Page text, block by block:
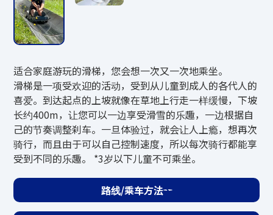
适合家庭游玩的滑梯，您会想一次又一次地乘坐。
滑梯是一项受欢迎的活动，受到从儿童到成人的各代人的
喜爱。到达起点的上坡就像在草地上行走一样缓慢，下坡
长约400m，让您可以一边享受滑雪的乐趣，一边根据自
己的节奏调整刹车。一旦体验过，就会让人上瘾，想再次
骑行，而且由于可以自己控制速度，所以每次骑行都能享
受到不同的乐趣。 *3岁以下儿童不可乘坐。
路线/乘车方法
费用
儿童（4岁～小学生以下）2,800日元
*小樽市民折扣：大人2,500日元、儿童2,0
00日元
*3岁以下儿童免费。
*初中生以下儿童必须有监护人陪同。
当天服务地点